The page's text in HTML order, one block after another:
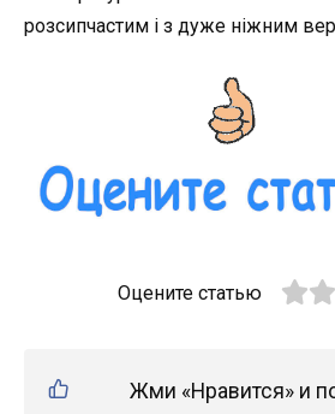
розсипчастим і з дуже ніжним
Оцените статью
Жми «Нравится» и